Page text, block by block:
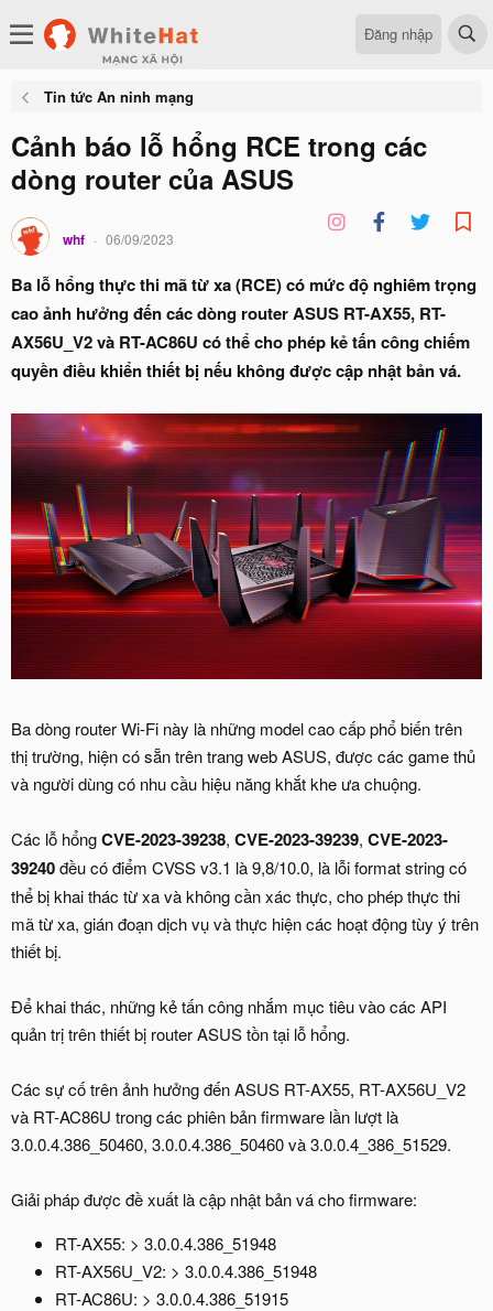
Đăng nhập
Tin tức An ninh mạng
Cảnh báo lỗ hổng RCE trong các
dòng router của ASUS
whf 06/09/2023
Ba lỗ hổng thực thi mã từ xa (RCE) có mức độ nghiêm trọng
cao ảnh hưởng đến các dòng router ASUS RT-AX55, RT-
AX56U_V2 và RT-AC86U có thể cho phép kẻ tấn công chiếm
quyền điều khiển thiết bị nếu không được cập nhật bản vá.
Ba dòng router Wi-Fi này là những model cao cấp phổ biến trên
thị trường, hiện có sẵn trên trang web ASUS, được các game thủ
và người dùng có nhu cầu hiệu năng khắt khe ưa chuộng.
Các lỗ hổngCVE-2023-39238, CVE-2023-39239, CVE-2023-
39240đều có điểm CVSS v3.1 là 9,8/10.0, là lỗi format string có
thể bị khai thác từ xa và không cần xác thực, cho phép thực thi
mã từ xa, gián đoạn dịch vụ và thực hiện các hoạt động tùy ý trên
thiết bị.
Để khai thác, những kẻ tấn công nhắm mục tiêu vào các API
quản trị trên thiết bị router ASUS tồn tại lỗ hổng.
Các sự cố trên ảnh hưởng đến ASUS RT-AX55, RT-AX56U_V2
và RT-AC86U trong các phiên bản firmware lần lượt là
3.0.0.4.386_50460, 3.0.0.4.386_50460 và 3.0.0.4_386_51529.
Giải pháp được đề xuất là cập nhật bản vá cho firmware:
RT-AX55: > 3.0.0.4.386_51948
RT-AX56U_V2: > 3.0.0.4.386_51948
RT-AC86U: > 3.0.0.4.386_51915